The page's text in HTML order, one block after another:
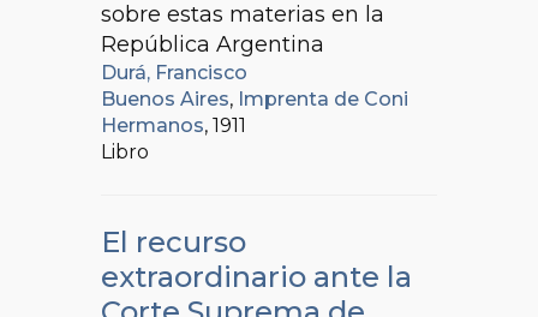
sobre estas materias en la
República Argentina
Durá, Francisco
Buenos Aires, Imprenta de Coni
Hermanos, 1911
Libro
El recurso
extraordinario ante la